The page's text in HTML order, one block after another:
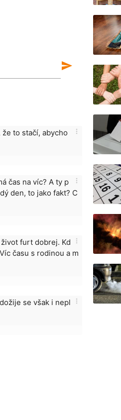
send
more_vert
to stačí, abycho
more_vert
čas na víc? A ty p
den, to jako fakt? C
more_vert
furt dobrej. Kd
času s rodinou a m
more_vert
se však i nepl